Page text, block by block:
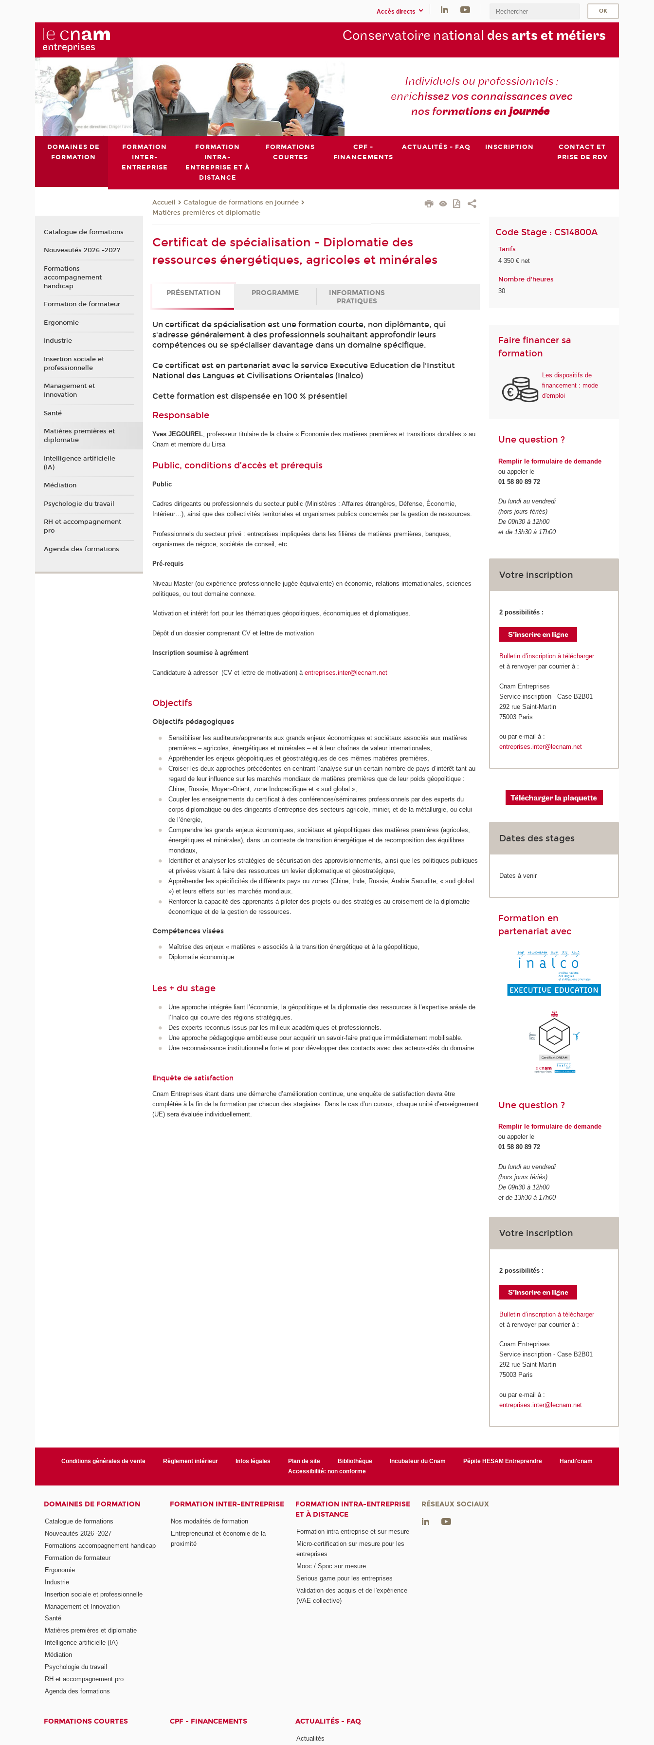
Accès directs
Conservatoire national des arts et métiers
Individuels ou professionnels :
enrichissez vos connaissances avec
nos formations enjournée
DOMAINES DE
FORMATION
FORMATION
INTER-
ENTREPRISE
FORMATION
INTRA-
ENTREPRISE ET À
DISTANCE
FORMATIONS
COURTES
CPF -
FINANCEMENTS
ACTUALITÉS - FAQ INSCRIPTION
CONTACT ET
PRISE DE RDV
Accueil
Catalogue de formations en journée
Matières premières et diplomatie
Certificat de spécialisation - Diplomatie des
ressources énergétiques, agricoles et minérales
PRÉSENTATION PROGRAMME
INFORMATIONS
PRATIQUES
Un certificat de spécialisation est une formation courte, non diplômante, qui
s'adresse généralement à des professionnels souhaitant approfondir leurs
compétences ou se spécialiser davantage dans un domaine spécifique.
Ce certificat est en partenariat avec le service Executive Education de l'Institut
National des Langues et Civilisations Orientales (Inalco)
Cette formation est dispensée en 100 % présentiel
Responsable
Yves JEGOUREL, professeur titulaire de la chaire « Economie des matières premières et transitions durables » au
Cnam et membre du Lirsa
Public, conditions d’accès et prérequis
Public
Cadres dirigeants ou professionnels du secteur public (Ministères : Affaires étrangères, Défense, Économie,
Intérieur…), ainsi que des collectivités territoriales et organismes publics concernés par la gestion de ressources.
Professionnels du secteur privé : entreprises impliquées dans les filières de matières premières, banques,
organismes de négoce, sociétés de conseil, etc.
Pré-requis
Niveau Master (ou expérience professionnelle jugée équivalente) en économie, relations internationales, sciences
politiques, ou tout domaine connexe.
Motivation et intérêt fort pour les thématiques géopolitiques, économiques et diplomatiques.
Dépôt d’un dossier comprenant CV et lettre de motivation
Inscription soumise à agrément
Candidature à adresser (CV et lettre de motivation) àentreprises.inter@lecnam.net
Objectifs
Objectifs pédagogiques
Sensibiliser les auditeurs/apprenants aux grands enjeux économiques et sociétaux associés aux matières
premières – agricoles, énergétiques et minérales – et à leur chaînes de valeur internationales,
Appréhender les enjeux géopolitiques et géostratégiques de ces mêmes matières premières,
Croiser les deux approches précédentes en centrant l’analyse sur un certain nombre de pays d’intérêt tant au
regard de leur influence sur les marchés mondiaux de matières premières que de leur poids géopolitique :
Chine, Russie, Moyen-Orient, zone Indopacifique et « sud global »,
Coupler les enseignements du certificat à des conférences/séminaires professionnels par des experts du
corps diplomatique ou des dirigeants d’entreprise des secteurs agricole, minier, et de la métallurgie, ou celui
de l’énergie,
Comprendre les grands enjeux économiques, sociétaux et géopolitiques des matières premières (agricoles,
énergétiques et minérales), dans un contexte de transition énergétique et de recomposition des équilibres
mondiaux,
Identifier et analyser les stratégies de sécurisation des approvisionnements, ainsi que les politiques publiques
et privées visant à faire des ressources un levier diplomatique et géostratégique,
Appréhender les spécificités de différents pays ou zones (Chine, Inde, Russie, Arabie Saoudite, « sud global
») et leurs effets sur les marchés mondiaux.
Renforcer la capacité des apprenants à piloter des projets ou des stratégies au croisement de la diplomatie
économique et de la gestion de ressources.
Compétences visées
Maîtrise des enjeux « matières » associés à la transition énergétique et à la géopolitique,
Diplomatie économique
Les + du stage
Une approche intégrée liant l’économie, la géopolitique et la diplomatie des ressources à l’expertise aréale de
l’Inalco qui couvre des régions stratégiques.
Des experts reconnus issus par les milieux académiques et professionnels.
Une approche pédagogique ambitieuse pour acquérir un savoir-faire pratique immédiatement mobilisable.
Une reconnaissance institutionnelle forte et pour développer des contacts avec des acteurs-clés du domaine.
Enquête de satisfaction
Cnam Entreprises étant dans une démarche d’amélioration continue, une enquête de satisfaction devra être
complétée à la fin de la formation par chacun des stagiaires. Dans le cas d’un cursus, chaque unité d’enseignement
(UE) sera évaluée individuellement.
Code Stage : CS14800A
Tarifs
4 350 € net
Nombre d'heures
30
Faire financer sa
formation
Les dispositifs de
financement : mode
d'emploi
Une question ?
Remplir le formulaire de demande
ou appeler le
01 58 80 89 72
Du lundi au vendredi
(hors jours fériés)
De 09h30 à 12h00
et de 13h30 à 17h00
Votre inscription
2 possibilités :
Bulletin d’inscription à télécharger
et à renvoyer par courrier à :
Cnam Entreprises
Service inscription - Case B2B01
292 rue Saint-Martin
75003 Paris
ou par e-mail à :
entreprises.inter@lecnam.net
Dates des stages
Dates à venir
Formation en
partenariat avec
Une question ?
Remplir le formulaire de demande
ou appeler le
01 58 80 89 72
Du lundi au vendredi
(hors jours fériés)
De 09h30 à 12h00
et de 13h30 à 17h00
Votre inscription
2 possibilités :
Bulletin d’inscription à télécharger
et à renvoyer par courrier à :
Cnam Entreprises
Service inscription - Case B2B01
292 rue Saint-Martin
75003 Paris
ou par e-mail à :
entreprises.inter@lecnam.net
Catalogue de formations
Nouveautés 2026 -2027
Formations
accompagnement
handicap
Formation de formateur
Ergonomie
Industrie
Insertion sociale et
professionnelle
Management et
Innovation
Santé
Matières premières et
diplomatie
Intelligence artificielle
(IA)
Médiation
Psychologie du travail
RH et accompagnement
pro
Agenda des formations
Conditions générales de vente Règlement intérieur Infos légales Plan de site Bibliothèque Incubateur du Cnam Pépite HESAM Entreprendre
Handi'cnam
Accessibilité: non conforme
DOMAINES DE FORMATION
Catalogue de formations
Nouveautés 2026 -2027
Formations accompagnement handicap
Formation de formateur
Ergonomie
Industrie
Insertion sociale et professionnelle
Management et Innovation
Santé
Matières premières et diplomatie
Intelligence artificielle (IA)
Médiation
Psychologie du travail
RH et accompagnement pro
Agenda des formations
FORMATION INTER-ENTREPRISE
Nos modalités de formation
Entrepreneuriat et économie de la
proximité
FORMATION INTRA-ENTREPRISE
ET À DISTANCE
Formation intra-entreprise et sur mesure
Micro-certification sur mesure pour les
entreprises
Mooc / Spoc sur mesure
Serious game pour les entreprises
Validation des acquis et de l'expérience
(VAE collective)
FORMATIONS COURTES CPF - FINANCEMENTS ACTUALITÉS - FAQ
Actualités
RÉSEAUX SOCIAUX